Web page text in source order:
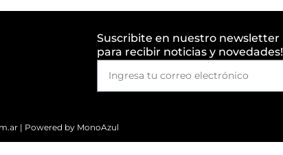
Suscribite en nuestro newsletter
para recibir noticias y novedades!
| Powered by MonoAzul